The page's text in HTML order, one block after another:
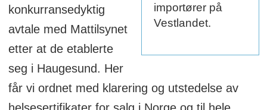
importører på
Vestlandet.
konkurransedyktig
avtale med Mattilsynet
etter at de etablerte
seg i Haugesund. Her
får vi ordnet med klarering og utstedelse av
helsesertifikater for salg i Norge og til hele